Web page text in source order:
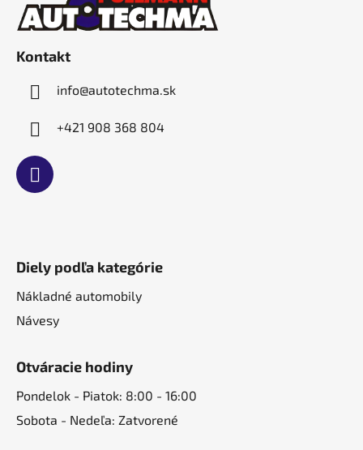
Kontakt
info@autotechma.sk
+421 908 368 804
Diely podľa kategórie
Nákladné automobily
Návesy
Otváracie hodiny
Pondelok - Piatok: 8:00 - 16:00
Sobota - Nedeľa: Zatvorené